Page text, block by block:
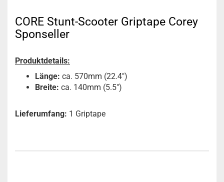
CORE Stunt-Scooter Griptape Corey
Sponseller
Produktdetails:
Länge: ca. 570mm (22.4")
Breite: ca. 140mm (5.5")
Lieferumfang: 1 Griptape